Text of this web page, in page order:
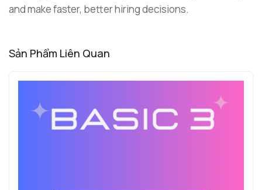
and make faster, better hiring decisions.
Sản Phẩm Liên Quan